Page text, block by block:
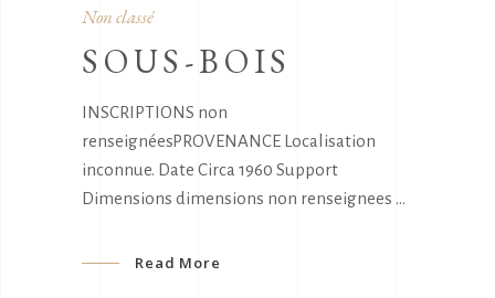
Non classé
SOUS-BOIS
INSCRIPTIONS non
renseignéesPROVENANCE Localisation
inconnue. Date Circa 1960 Support
Dimensions dimensions non renseignees
Read More